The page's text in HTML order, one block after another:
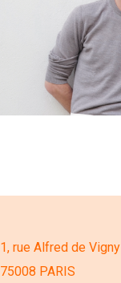
1, rue Alfred de Vigny
75008 PARIS